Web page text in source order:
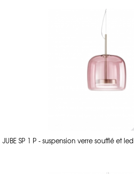
JUBE SP 1 P - suspension verre soufflé et led